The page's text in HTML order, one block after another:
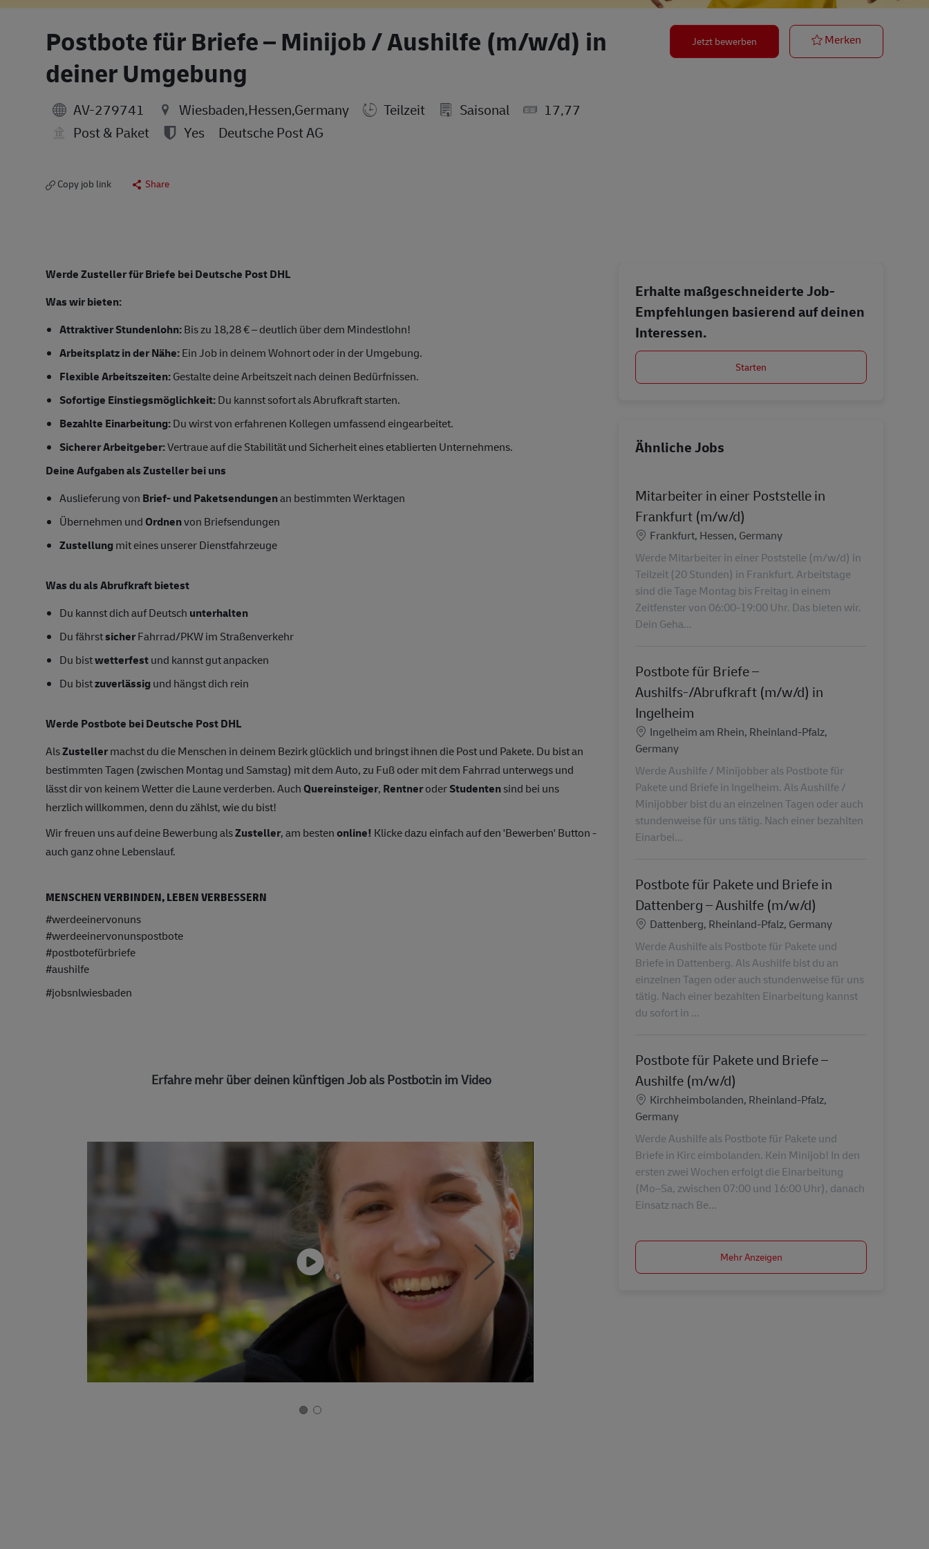
Postbote für Briefe – Minijob / Aushilfe (m/w/d) in
deiner Umgebung
AV-279741 Wiesbaden,Hessen,Germany Teilzeit Saisonal
17,77
Post & Paket
Yes Deutsche Post AG
Copy job link Share
Jetzt bewerben Merken
Werde Zusteller für Briefe bei Deutsche Post DHL
Was wir bieten:
Attraktiver Stundenlohn:Bis zu 18,28 € – deutlich über dem Mindestlohn!
Arbeitsplatz in der Nähe:Ein Job in deinem Wohnort oder in der Umgebung.
Flexible Arbeitszeiten:Gestalte deine Arbeitszeit nach deinen Bedürfnissen.
Sofortige Einstiegsmöglichkeit:Du kannst sofort als Abrufkraft starten.
Bezahlte Einarbeitung:Du wirst von erfahrenen Kollegen umfassend eingearbeitet.
Sicherer Arbeitgeber:Vertraue auf die Stabilität und Sicherheit eines etablierten Unternehmens.
Deine Aufgaben als Zusteller bei uns
Auslieferung von Brief- und Paketsendungenan bestimmten Werktagen
Übernehmen undOrdnenvon Briefsendungen
Zustellung mit eines unserer Dienstfahrzeuge
Was du als Abrufkraft bietest
Du kannst dich auf Deutsch unterhalten
Du fährstsicherFahrrad/PKW im Straßenverkehr
Du bistwetterfestund kannst gut anpacken
Du bistzuverlässig und hängst dich rein
Werde Postbote bei Deutsche Post DHL
AlsZustellermachst du die Menschen in deinem Bezirk glücklich und bringst ihnen die Post und Pakete. Du bist an
bestimmten Tagen (zwischen Montag und Samstag) mit dem Auto, zu Fuß oder mit dem Fahrrad unterwegs und
lässt dir von keinem Wetter die Laune verderben. AuchQuereinsteiger, RentneroderStudentensind bei uns
herzlich willkommen, denn du zählst, wie du bist!
Wir freuen uns auf deine Bewerbung alsZusteller, am bestenonline! Klicke dazu einfach auf den 'Bewerben' Button -
auch ganz ohne Lebenslauf.
MENSCHEN VERBINDEN, LEBEN VERBESSERN
#werdeeinervonuns
#werdeeinervonunspostbote
#postbotefürbriefe
#aushilfe
#jobsnlwiesbaden
Erfahre mehr über deinen künftigen Job als Postbot:in im Video
Erhalte maßgeschneiderte Job-
Empfehlungen basierend auf deinen
Interessen.
Starten
Ähnliche Jobs
Mitarbeiter in einer Poststelle in
Frankfurt (m/w/d)
Standort
Frankfurt, Hessen, Germany
Werde Mitarbeiter in einer Poststelle (m/w/d) in
Teilzeit (20 Stunden) in Frankfurt. Arbeitstage
sind die Tage Montag bis Freitag in einem
Zeitfenster von 06:00-19:00 Uhr. Das bieten wir.
Dein Geha...
Postbote für Briefe –
Aushilfs-/Abrufkraft (m/w/d) in
Ingelheim
Standort
Ingelheim am Rhein, Rheinland-Pfalz,
Germany
Werde Aushilfe / Minijobber als Postbote für
Pakete und Briefe in Ingelheim. Als Aushilfe /
Minijobber bist du an einzelnen Tagen oder auch
stundenweise für uns tätig. Nach einer bezahlten
Einarbei...
Postbote für Pakete und Briefe in
Dattenberg – Aushilfe (m/w/d)
Standort
Dattenberg, Rheinland-Pfalz, Germany
Werde Aushilfe als Postbote für Pakete und
Briefe in Dattenberg. Als Aushilfe bist du an
einzelnen Tagen oder auch stundenweise für uns
tätig. Nach einer bezahlten Einarbeitung kannst
du sofort in ...
Postbote für Pakete und Briefe –
Aushilfe (m/w/d)
Standort
Kirchheimbolanden, Rheinland-Pfalz,
Germany
Werde Aushilfe als Postbote für Pakete und
Briefe in Kirc eimbolanden. Kein Minijob! In den
ersten zwei Wochen erfolgt die Einarbeitung
(Mo–Sa, zwischen 07:00 und 16:00 Uhr), danach
Einsatz nach Be...
Mehr Anzeigen